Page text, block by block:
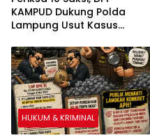
KAMPUD Dukung Polda
Lampung Usut Kasus
BPN Bandar Lampung
HUKUM & KRIMINAL